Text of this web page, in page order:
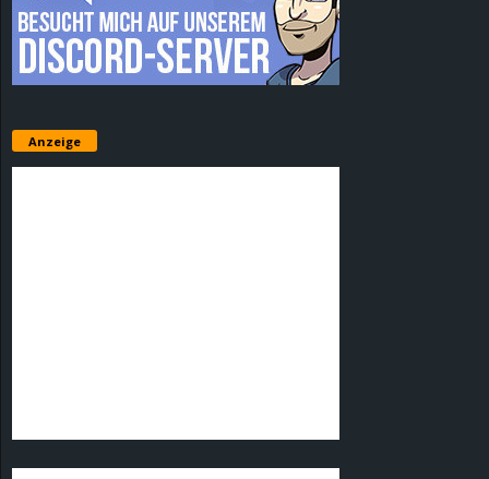
Anzeige